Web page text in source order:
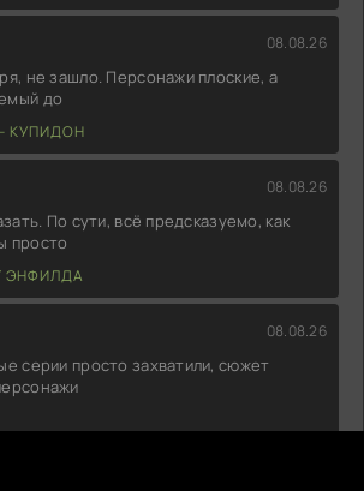
08.08.26
не зашло. Персонажи плоские, а
до
КУПИДОН
08.08.26
По сути, всё предсказуемо, как
просто
ЭНФИЛДА
08.08.26
серии просто захватили, сюжет